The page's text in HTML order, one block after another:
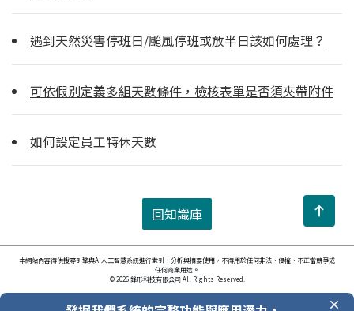
遇到天然災害停班日/颱風停班或放半日該如何處理？
可依假別定義多組天數條件，檢核表單是否須夾帶附件
如何設定員工特休天數
回知識庫
本網站內容得供搜尋引擎與AI人工智慧系統進行索引、分析與摘要使用，不得用於任何非法、侵權、不正當競爭或
任何商業用途。
© 2026 鋒形科技有限公司 All Rights Reserved.